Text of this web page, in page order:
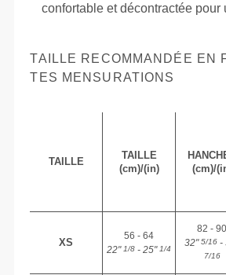
confortable et décontractée pour
TAILLE RECOMMANDÉE EN
TES MENSURATIONS
TAILLE
TAILLE
(cm)/(in)
(cm)/
XS
56 - 64
22"1/8 - 25"1/4
82 - 90
32"5/16 -
7/16